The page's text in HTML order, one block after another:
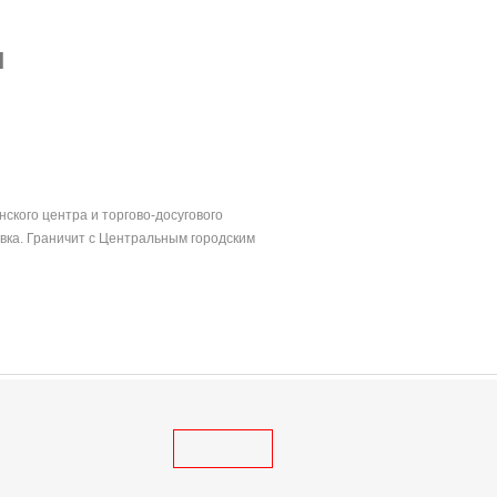
центра и торгово-досугового
Граничит с Центральным городским